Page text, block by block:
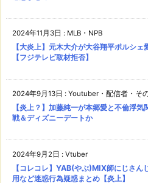
2024年11月3日 : MLB・NPB
【大炎上】元木大介が大谷翔平ポルシ
【フジテレビ取材拒否】
2024年9月13日 : Youtuber・配信者・そ
【炎上？】加藤純一が本郷愛と不倫浮
戦＆ディズニーデートか
2024年9月2日 : Vtuber
【コレコレ】YAB(やぶ)MIX師にじさ
用など迷惑行為疑惑まとめ【炎上】